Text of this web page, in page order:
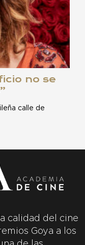
no se
calle de
calidad del cine
Goya a los